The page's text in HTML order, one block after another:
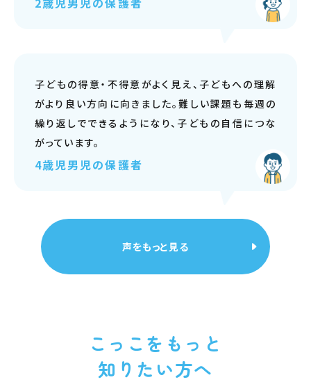
子どもの得意・不得意がよく見え、子どもへの理解
がより良い方向に向きました。難しい課題も毎週の
繰り返しでできるようになり、子どもの自信につな
がっています。
4歳児男児の保護者
声をもっと見る
こっこをもっと
知りたい方へ